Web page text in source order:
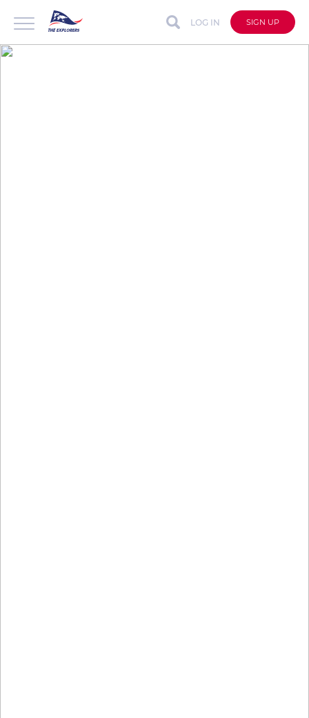
LOG IN SIGN UP